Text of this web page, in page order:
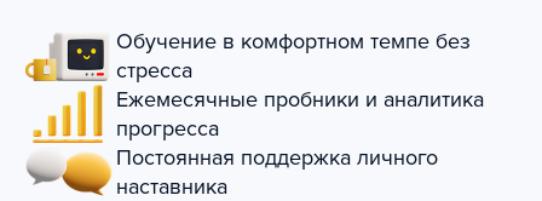
Обучение в комфортном темпе без
стресса
Ежемесячные пробники и аналитика
прогресса
Постоянная поддержка личного
наставника